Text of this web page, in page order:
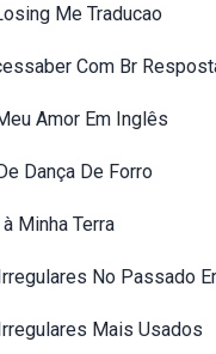
Me Traducao
Com Br
Amor Em Inglês
Dança De Forro
Minha Terra
No Passado
Mais Usados